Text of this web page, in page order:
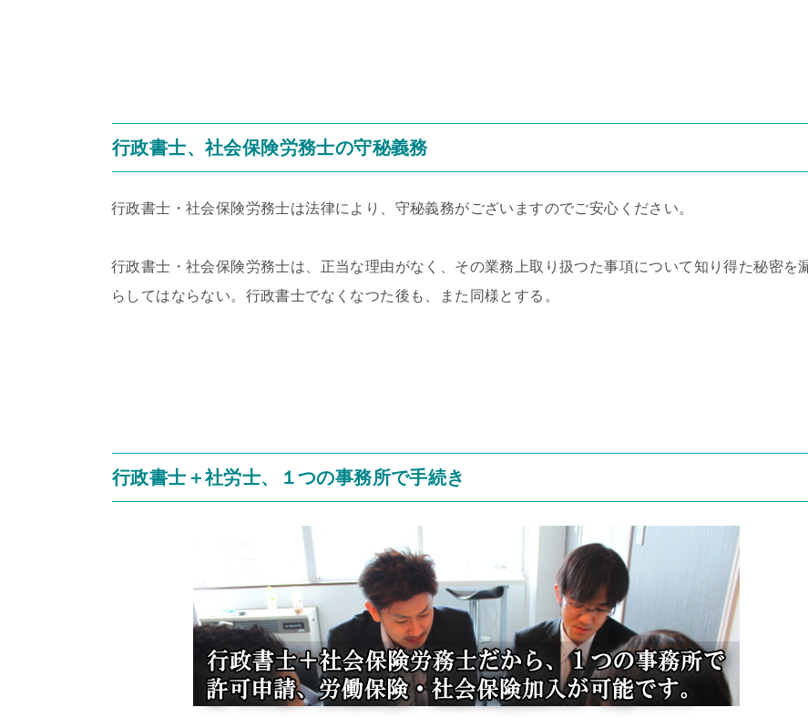
行政書士、社会保険労務士の守秘義務
行政書士・社会保険労務士は法律により、守秘義務がございますのでご安心ください。
行政書士・社会保険労務士は、正当な理由がなく、その業務上取り扱つた事項について知り得た秘密を
らしてはならない。行政書士でなくなつた後も、また同様とする。
行政書士＋社労士、１つの事務所で手続き